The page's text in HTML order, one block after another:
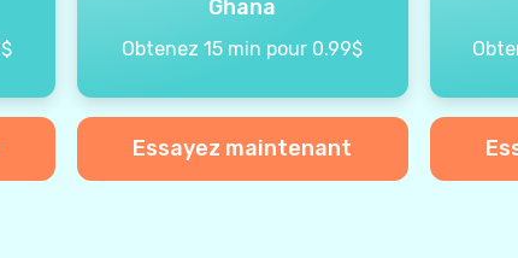
Ghana
Obtenez 15 min pour 0.99$
Essayez maintenant